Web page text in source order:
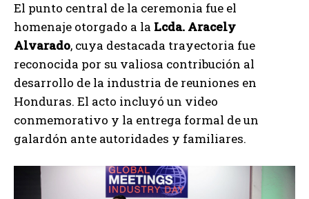
El punto central de la ceremonia fue el
homenaje otorgado a la Lcda. Aracely
Alvarado, cuya destacada trayectoria fue
reconocida por su valiosa contribución al
desarrollo de la industria de reuniones en
Honduras. El acto incluyó un video
conmemorativo y la entrega formal de un
galardón ante autoridades y familiares.